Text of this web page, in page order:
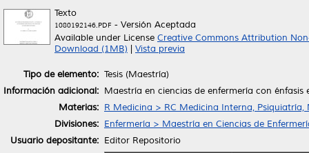
Texto
1080192146.PDF - Versión Aceptada
Available under License Creative Commons Attribution
Download (1MB)
Vista previa
Tipo de elemento: Tesis (Maestría)
Información adicional: Maestría en ciencias de enfermería con
Materias: R Medicina > RC Medicina Interna, Psiquiatría,
Divisiones: Enfermería > Maestría en Ciencias de
Usuario depositante: Editor Repositorio